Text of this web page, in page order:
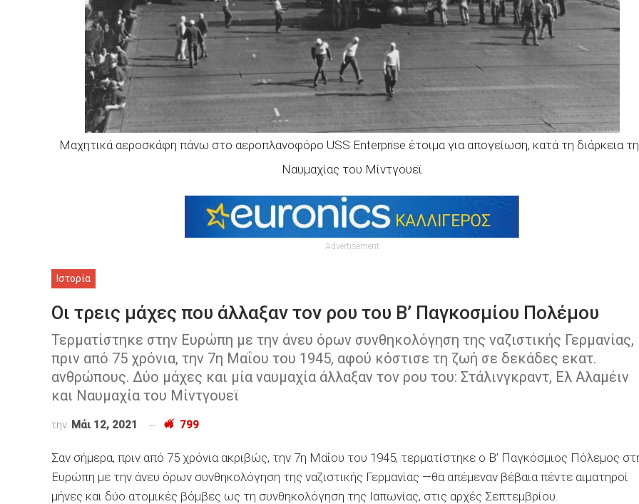
Μαχητικά αεροσκάφη πάνω στο αεροπλανοφόρο USS Enterprise έτοιμα για απογείωση, κατά τη διάρκεια
Ναυμαχίας του Μίντγουεϊ
Advertisement
Ιστορία
Οι τρεις μάχες που άλλαξαν τον ρου του Β’ Παγκοσμίου Πολέμου
Τερματίστηκε στην Ευρώπη με την άνευ όρων συνθηκολόγηση της ναζιστικής Γερμανίας,
πριν από 75 χρόνια, την 7η Μαΐου του 1945, αφού κόστισε τη ζωή σε δεκάδες εκατ.
ανθρώπους. Δύο μάχες και μία ναυμαχία άλλαξαν τον ρου του: Στάλινγκραντ, Ελ Αλαμέιν
και Ναυμαχία του Μίντγουεϊ
την Μάι 12, 2021 799
Σαν σήμερα, πριν από 75 χρόνια ακριβώς, την 7η Μαΐου του 1945, τερματίστηκε ο Β’ Παγκόσμιος Πόλεμος
Ευρώπη με την άνευ όρων συνθηκολόγηση της ναζιστικής Γερμανίας —θα απέμεναν βέβαια πέντε αιματηροί
μήνες και δύο ατομικές βόμβες ως τη συνθηκολόγηση της Ιαπωνίας, στις αρχές Σεπτεμβρίου.